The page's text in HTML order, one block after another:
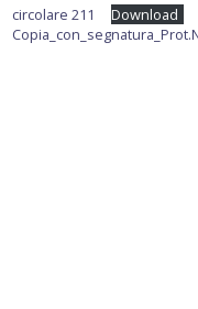
circolare 211
Download